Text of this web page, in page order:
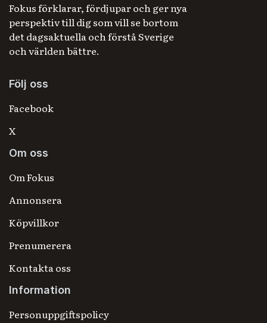
Fokus förklarar, fördjupar och ger nya
perspektiv till dig som vill se bortom
det dagsaktuella och förstå Sverige
och världen bättre.
Följ oss
Facebook
X
Om oss
Om Fokus
Annonsera
Köpvillkor
Prenumerera
Kontakta oss
Information
Personuppgiftspolicy